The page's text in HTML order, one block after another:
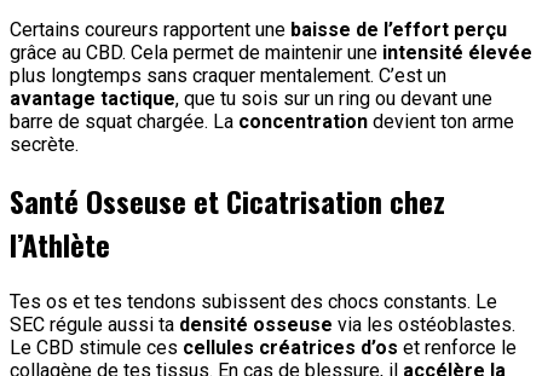
Certains coureurs rapportent une baisse de l’effort perçu
grâce au CBD. Cela permet de maintenir une intensité élevée
plus longtemps sans craquer mentalement. C’est un
avantage tactique, que tu sois sur un ring ou devant une
barre de squat chargée. La concentration devient ton arme
secrète.
Santé Osseuse et Cicatrisation chez
l’Athlète
Tes os et tes tendons subissent des chocs constants. Le
SEC régule aussi ta densité osseuse via les ostéoblastes.
Le CBD stimule ces cellules créatrices d’os et renforce le
collagène de tes tissus. En cas de blessure, il accélère la